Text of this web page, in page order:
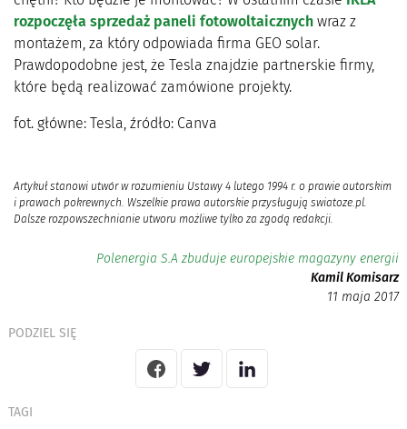
rozpoczęła sprzedaż paneli fotowoltaicznych wraz z
montażem, za który odpowiada firma GEO solar.
Prawdopodobne jest, że Tesla znajdzie partnerskie firmy,
które będą realizować zamówione projekty.
fot. główne: Tesla, źródło: Canva
Artykuł stanowi utwór w rozumieniu Ustawy 4 lutego 1994 r. o prawie autorskim
i prawach pokrewnych. Wszelkie prawa autorskie przysługują swiatoze.pl.
Dalsze rozpowszechnianie utworu możliwe tylko za zgodą redakcji.
Polenergia S.A zbuduje europejskie magazyny energii
Kamil Komisarz
11 maja 2017
PODZIEL SIĘ
TAGI